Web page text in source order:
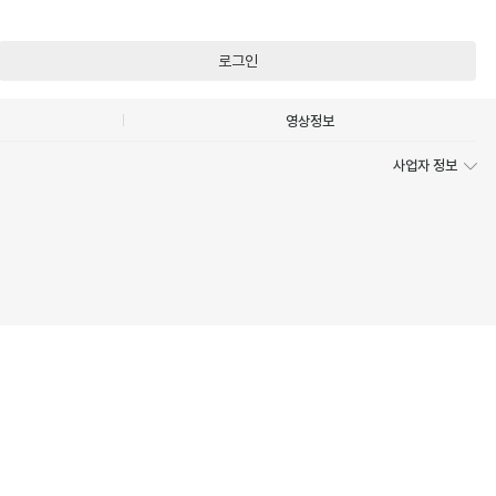
로그인
영상정보
사업자 정보